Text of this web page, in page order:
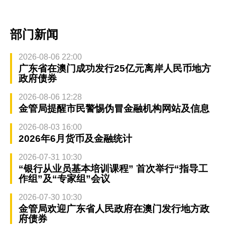
部门新闻
2026-08-06 22:00
广东省在澳门成功发行25亿元离岸人民币地方
政府债券
2026-08-06 12:28
金管局提醒市民警惕伪冒金融机构网站及信息
2026-08-03 16:00
2026年6月货币及金融统计
2026-07-31 10:30
“银行从业员基本培训课程” 首次举行“指导工
作组”及“专家组”会议
2026-07-30 10:30
金管局欢迎广东省人民政府在澳门发行地方政
府债券